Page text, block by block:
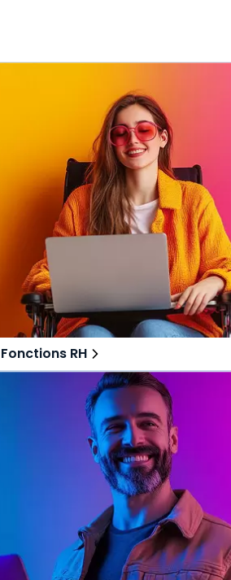
Fonctions RH
Des solutions tout-en-un, spécialement
pensées pour les fonctions RH.
Une offre globale pour vous repérer dans
vos missions au quotidien.